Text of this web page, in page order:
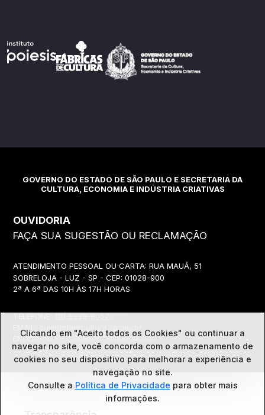
GOVERNO DO ESTADO DE SÃO PAULO E SECRETARIA DA
CULTURA, ECONOMIA E INDÚSTRIA CRIATIVAS
OUVIDORIA
FAÇA SUA SUGESTÃO OU RECLAMAÇÃO
ATENDIMENTO PESSOAL OU CARTA: RUA MAUÁ, 51
SOBRELOJA - LUZ - SP - CEP: 01028-900
2ª A 6ª DAS 10H ÀS 17H HORAS
EMAIL:
ouvidoria@cultura.sp.gov.br
ENDEREÇO ELETRÔNICO: clique abaixo
Ouvidoria
Clicando em "Aceito todos os Cookies" ou continuar a
navegar no site, você concorda com o armazenamento de
cookies no seu dispositivo para melhorar a experiência e
navegação no site.
Consulte a Política de Privacidade para obter mais
informações.